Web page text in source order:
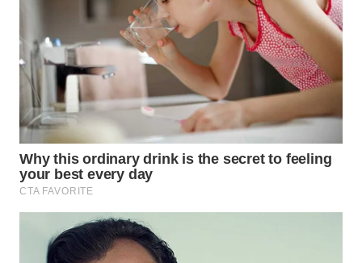
WN
PURWAKARTA
WN
PRIANGAN
TIMUR
WN
SEMARANG
WN